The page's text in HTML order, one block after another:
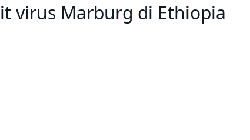
virus Marburg di Ethiopia